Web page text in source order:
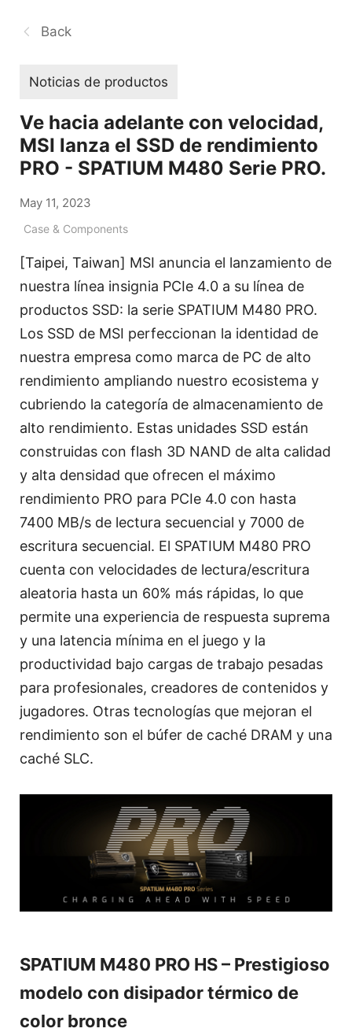
Back
Noticias de productos
Ve hacia adelante con velocidad,
MSI lanza el SSD de rendimiento
PRO - SPATIUM M480 Serie PRO.
May 11, 2023
Case & Components
[Taipei, Taiwan] MSI anuncia el lanzamiento de
nuestra línea insignia PCIe 4.0 a su línea de
productos SSD: la serie SPATIUM M480 PRO.
Los SSD de MSI perfeccionan la identidad de
nuestra empresa como marca de PC de alto
rendimiento ampliando nuestro ecosistema y
cubriendo la categoría de almacenamiento de
alto rendimiento. Estas unidades SSD están
construidas con flash 3D NAND de alta calidad
y alta densidad que ofrecen el máximo
rendimiento PRO para PCIe 4.0 con hasta
7400 MB/s de lectura secuencial y 7000 de
escritura secuencial. El SPATIUM M480 PRO
cuenta con velocidades de lectura/escritura
aleatoria hasta un 60% más rápidas, lo que
permite una experiencia de respuesta suprema
y una latencia mínima en el juego y la
productividad bajo cargas de trabajo pesadas
para profesionales, creadores de contenidos y
jugadores. Otras tecnologías que mejoran el
rendimiento son el búfer de caché DRAM y una
caché SLC.
SPATIUM M480 PRO HS – Prestigioso
modelo con disipador térmico de
color bronce